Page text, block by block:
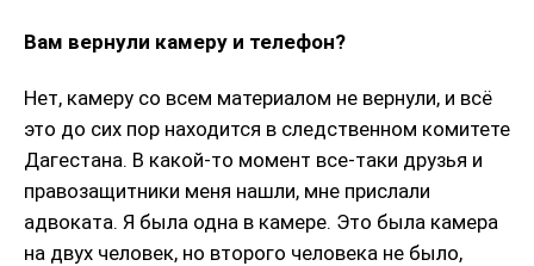
Вам вернули камеру и телефон?
Нет, камеру со всем материалом не вернули, и всё
это до сих пор находится в следственном комитете
Дагестана. В какой-то момент все-таки друзья и
правозащитники меня нашли, мне прислали
адвоката. Я была одна в камере. Это была камера
на двух человек, но второго человека не было,